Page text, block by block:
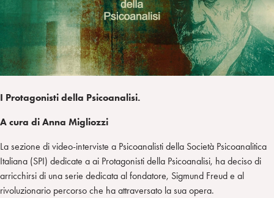
m
I Protagonisti della Psicoanalisi.
A cura di Anna Migliozzi
La sezione di video-interviste a Psicoanalisti della Società Psicoanalitica
Italiana (SPI) dedicate a ai Protagonisti della Psicoanalisi, ha deciso di
arricchirsi di una serie dedicata al fondatore, Sigmund Freud e al
rivoluzionario percorso che ha attraversato la sua opera.